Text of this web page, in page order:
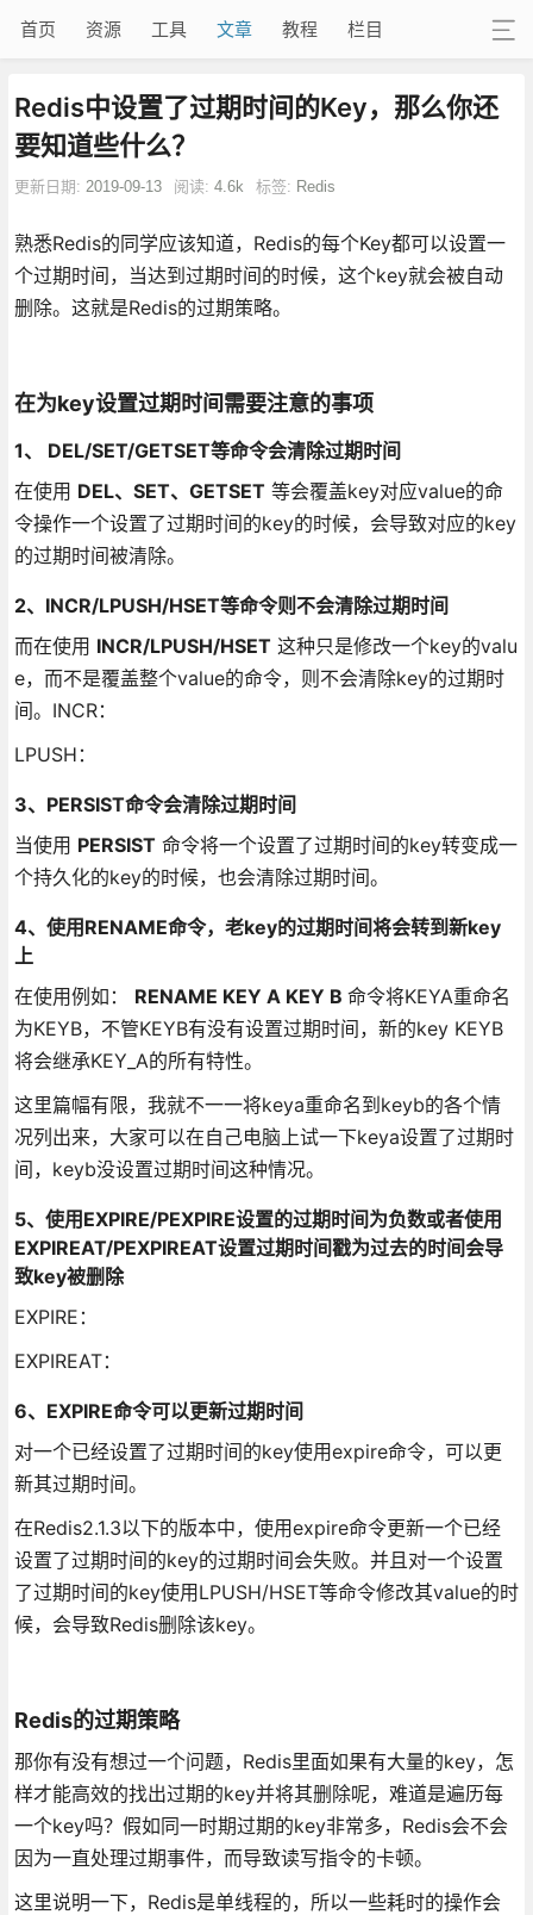
首页 资源 工具 文章 教程 栏目
Redis中设置了过期时间的Key，那么你还
要知道些什么？
更新日期: 2019-09-13 阅读: 4.6k 标签: Redis
熟悉Redis的同学应该知道，Redis的每个Key都可以设置一
个过期时间，当达到过期时间的时候，这个key就会被自动
删除。这就是Redis的过期策略。
在为key设置过期时间需要注意的事项
1、 DEL/SET/GETSET等命令会清除过期时间
在使用 DEL、SET、GETSET等会覆盖key对应value的命
令操作一个设置了过期时间的key的时候，会导致对应的key
的过期时间被清除。
2、INCR/LPUSH/HSET等命令则不会清除过期时间
而在使用 INCR/LPUSH/HSET这种只是修改一个key的valu
e，而不是覆盖整个value的命令，则不会清除key的过期时
间。INCR：
LPUSH：
3、PERSIST命令会清除过期时间
当使用 PERSIST命令将一个设置了过期时间的key转变成一
个持久化的key的时候，也会清除过期时间。
4、使用RENAME命令，老key的过期时间将会转到新key
上
在使用例如： RENAME KEY A KEY B 命令将KEYA重命名
为KEYB，不管KEYB有没有设置过期时间，新的key KEYB
将会继承KEY_A的所有特性。
这里篇幅有限，我就不一一将keya重命名到keyb的各个情
况列出来，大家可以在自己电脑上试一下keya设置了过期时
间，keyb没设置过期时间这种情况。
5、使用EXPIRE/PEXPIRE设置的过期时间为负数或者使用
EXPIREAT/PEXPIREAT设置过期时间戳为过去的时间会导
致key被删除
EXPIRE：
EXPIREAT：
6、EXPIRE命令可以更新过期时间
对一个已经设置了过期时间的key使用expire命令，可以更
新其过期时间。
在Redis2.1.3以下的版本中，使用expire命令更新一个已经
设置了过期时间的key的过期时间会失败。并且对一个设置
了过期时间的key使用LPUSH/HSET等命令修改其value的时
候，会导致Redis删除该key。
Redis的过期策略
那你有没有想过一个问题，Redis里面如果有大量的key，怎
样才能高效的找出过期的key并将其删除呢，难道是遍历每
一个key吗？假如同一时期过期的key非常多，Redis会不会
因为一直处理过期事件，而导致读写指令的卡顿。
这里说明一下，Redis是单线程的，所以一些耗时的操作会